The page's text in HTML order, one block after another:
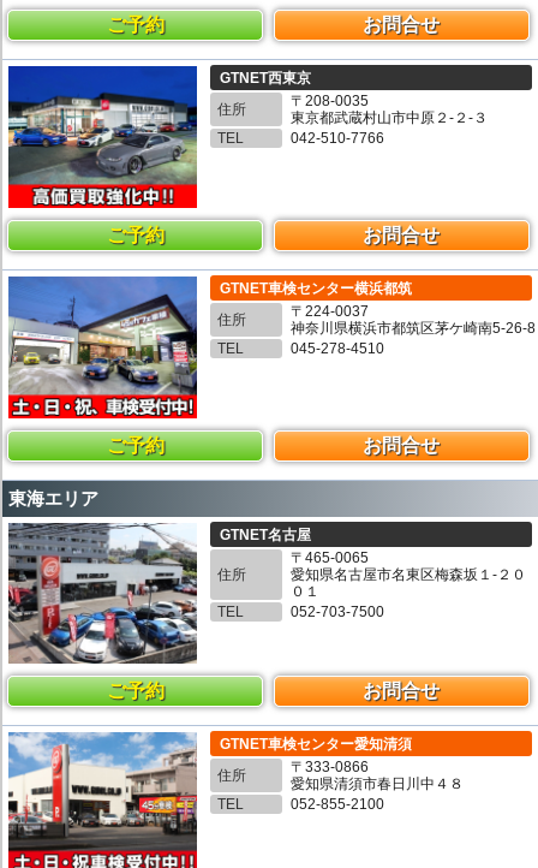
ご予約 お問合せ
GTNET西東京
住所
〒208-0035
東京都武蔵村山市中原２-２-３
TEL
042-510-7766
ご予約 お問合せ
GTNET車検センター横浜都筑
住所
〒224-0037
神奈川県横浜市都筑区茅ケ崎南5-26-8
TEL
045-278-4510
ご予約 お問合せ
東海エリア
GTNET名古屋
住所
〒465-0065
愛知県名古屋市名東区梅森坂１-２０
０１
TEL
052-703-7500
ご予約 お問合せ
GTNET車検センター愛知清須
住所
〒333-0866
愛知県清須市春日川中４８
TEL
052-855-2100